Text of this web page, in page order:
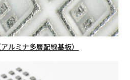
ルミナ多層配線基板）